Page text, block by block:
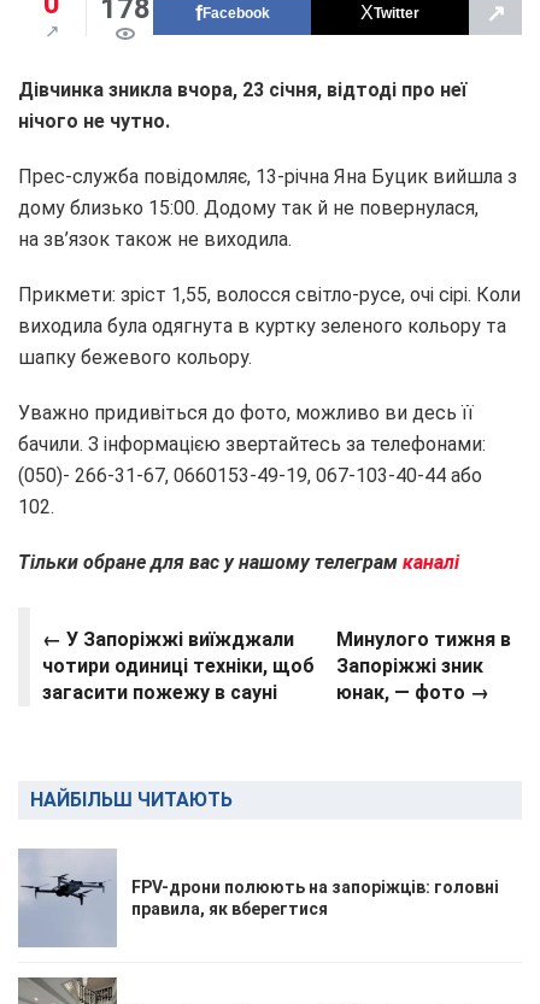
178 Facebook Twitter ↗
Дівчинка зникла вчора, 23 січня, відтоді про неї
нічого не чутно.
Прес-служба повідомляє, 13-річна Яна Буцик вийшла з
дому близько 15:00. Додому так й не повернулася,
на зв’язок також не виходила.
Прикмети: зріст 1,55, волосся світло-русе, очі сірі. Коли
виходила була одягнута в куртку зеленого кольору та
шапку бежевого кольору.
Уважно придивіться до фото, можливо ви десь її
бачили. З інформацією звертайтесь за телефонами:
(050)- 266-31-67, 0660153-49-19, 067-103-40-44 або
102.
Тільки обране для вас у нашому телеграм каналі
← У Запоріжжі виїжджали
чотири одиниці техніки, щоб
загасити пожежу в сауні
Минулого тижня в
Запоріжжі зник
юнак, — фото →
НАЙБІЛЬШ ЧИТАЮТЬ
FPV-дрони полюють на запоріжців: головні
правила, як вберегтися